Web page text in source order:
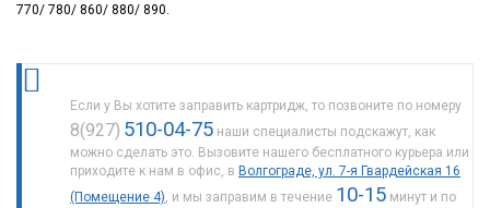
770/ 780/ 860/ 880/ 890.
Если у Вы хотите заправить картридж, то позвоните по номеру
8(927) 510-04-75 наши специалисты подскажут, как
можно сделать это. Вызовите нашего бесплатного курьера или
приходите к нам в офис, в Волгограде, ул. 7-я Гвардейская 16
(Помещение 4) , и мы заправим в течение 10-15 минут и по